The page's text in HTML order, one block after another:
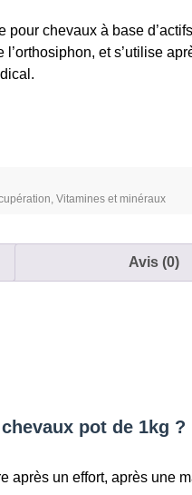
chevaux à base d’actifs
et s’utilise
, Vitamines et minéraux
Avis (0)
pot de 1kg ?
après un effort, après une